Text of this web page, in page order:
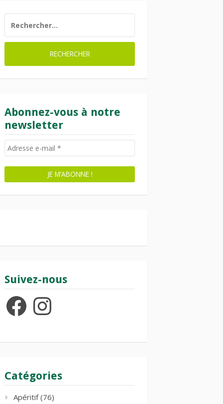
Abonnez-vous à notre
newsletter
Suivez-nous
FacebookInstagram
Catégories
Apéritif(76)